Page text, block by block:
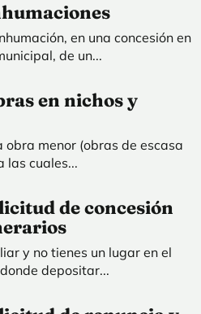
en una concesión en
de un...
en nichos y
obra menor (obras de escasa
las cuales...
de concesión
y no tienes un lugar en el
depositar...